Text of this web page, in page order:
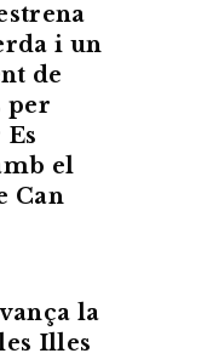
i un
de
per
el
Can
la
Illes